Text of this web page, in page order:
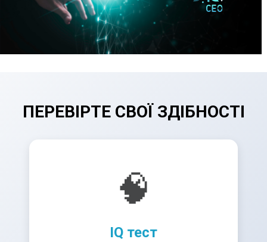
ПЕРЕВІРТЕ СВОЇ ЗДІБНОСТІ
🧠
IQ тест